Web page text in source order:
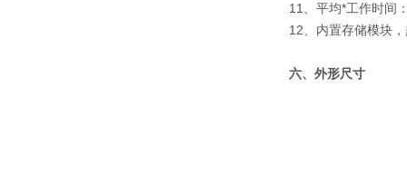
11、平均*工作时间
12、内置存储模块
六、外形尺寸